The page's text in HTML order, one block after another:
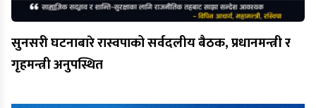
सुनसरी घटनाबारे रास्वपाको सर्वदलीय बैठक, प्रधानमन्त्री र
गृहमन्त्री अनुपस्थित